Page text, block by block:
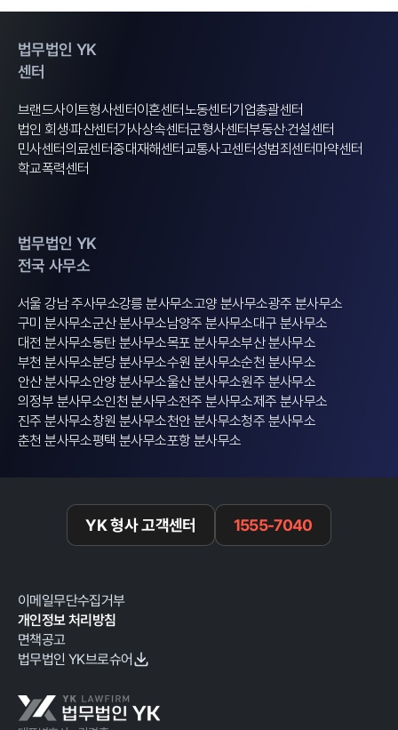
법무법인 YK
센터
브랜드사이트형사센터이혼센터노동센터기업총괄센터
법인 회생·파산센터가사상속센터군형사센터부동산·건설센터
민사센터의료센터중대재해센터교통사고센터성범죄센터마약센터
학교폭력센터
법무법인 YK
전국 사무소
서울 강남 주사무소강릉 분사무소고양 분사무소광주 분사무소
구미 분사무소군산 분사무소남양주 분사무소대구 분사무소
대전 분사무소동탄 분사무소목포 분사무소부산 분사무소
부천 분사무소분당 분사무소수원 분사무소순천 분사무소
안산 분사무소안양 분사무소울산 분사무소원주 분사무소
의정부 분사무소인천 분사무소전주 분사무소제주 분사무소
진주 분사무소창원 분사무소천안 분사무소청주 분사무소
춘천 분사무소평택 분사무소포항 분사무소
YK 형사 고객센터 1555-7040
이메일무단수집거부
개인정보 처리방침
면책공고
법무법인 YK브로슈어